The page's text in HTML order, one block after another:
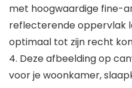
met hoogwaardige fine-
reflecterende oppervlak
optimaal tot zijn recht
4. Deze afbeelding op
voor je woonkamer,